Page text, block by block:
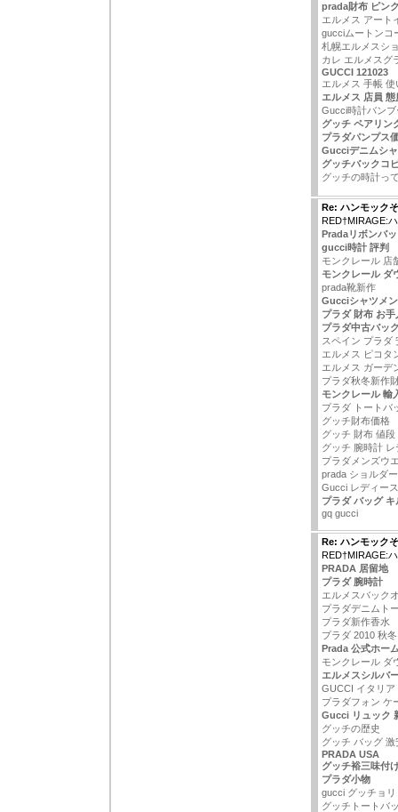
prada財布 ピン
エルメス アート
gucciムートンコ
札幌エルメスシ
カレ エルメスグ
GUCCI 121023
エルメス 手帳 使
エルメス 店員 態
Gucci時計バンブ
グッチ ペアリン
プラダパンプス
Gucciデニムシ
グッチバックコ
グッチの時計っ
Re: ハンモック
RED†MIRAGE:
Pradaリボンバ
gucci時計 評判
モンクレール 店
モンクレール ダ
prada靴新作
Gucciシャツメ
プラダ 財布 お手
プラダ中古バッ
スペイン プラダ
エルメス ピコタ
エルメス ガーデ
プラダ秋冬新作
モンクレール 輸
プラダ トートバ
グッチ財布価格
グッチ 財布 値段
グッチ 腕時計
プラダメンズウ
prada ショルダ
Gucci レディー
プラダ バッグ
gq gucci
Re: ハンモック
RED†MIRAGE:
PRADA 居留地
プラダ 腕時計
エルメスバック
プラダデニムト
プラダ新作香水
プラダ 2010 秋
Prada 公式ホー
モンクレール ダ
エルメスシルバ
GUCCI イタリア
プラダフォン ケ
Gucci リュック
グッチの歴史
グッチ バッグ 激
PRADA USA
グッチ裕三味付
プラダ小物
gucci グッチョリ
グッチトートバ